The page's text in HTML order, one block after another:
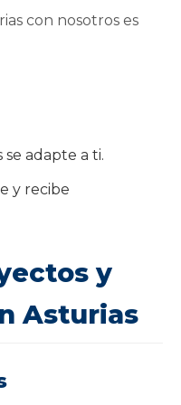
con nosotros es
adapte a ti.
y recibe
y
Asturias